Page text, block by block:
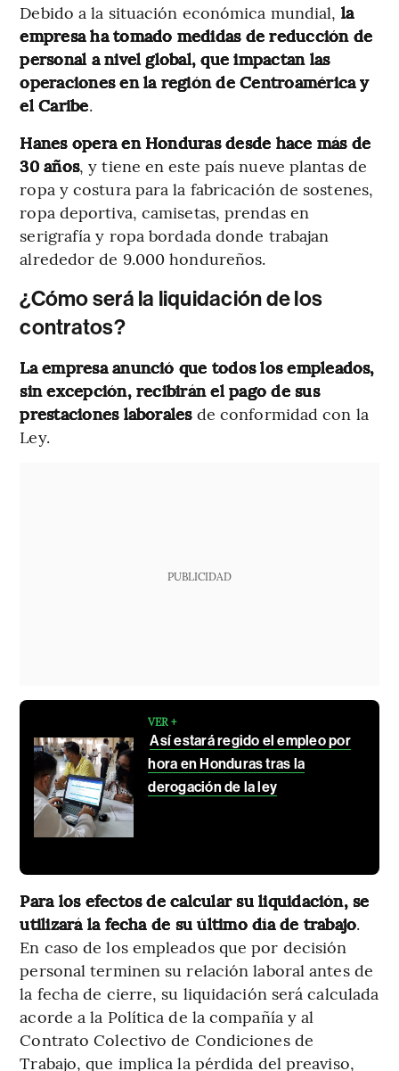
Debido a la situación económica mundial, la
empresa ha tomado medidas de reducción de
personal a nivel global, que impactan las
operaciones en la región de Centroamérica y
el Caribe.
Hanes opera en Honduras desde hace más de
30 años, y tiene en este país nueve plantas de
ropa y costura para la fabricación de sostenes,
ropa deportiva, camisetas, prendas en
serigrafía y ropa bordada donde trabajan
alrededor de 9.000 hondureños.
¿Cómo será la liquidación de los
contratos?
La empresa anunció que todos los empleados,
sin excepción, recibirán el pago de sus
prestaciones laboralesde conformidad con la
Ley.
PUBLICIDAD
VER +
Así estará regido el empleo por
hora en Honduras tras la
derogación de la ley
Para los efectos de calcular su liquidación, se
utilizará la fecha de su último día de trabajo.
En caso de los empleados que por decisión
personal terminen su relación laboral antes de
la fecha de cierre, su liquidación será calculada
acorde a la Política de la compañía y al
Contrato Colectivo de Condiciones de
Trabajo, que implica la pérdida del preaviso,